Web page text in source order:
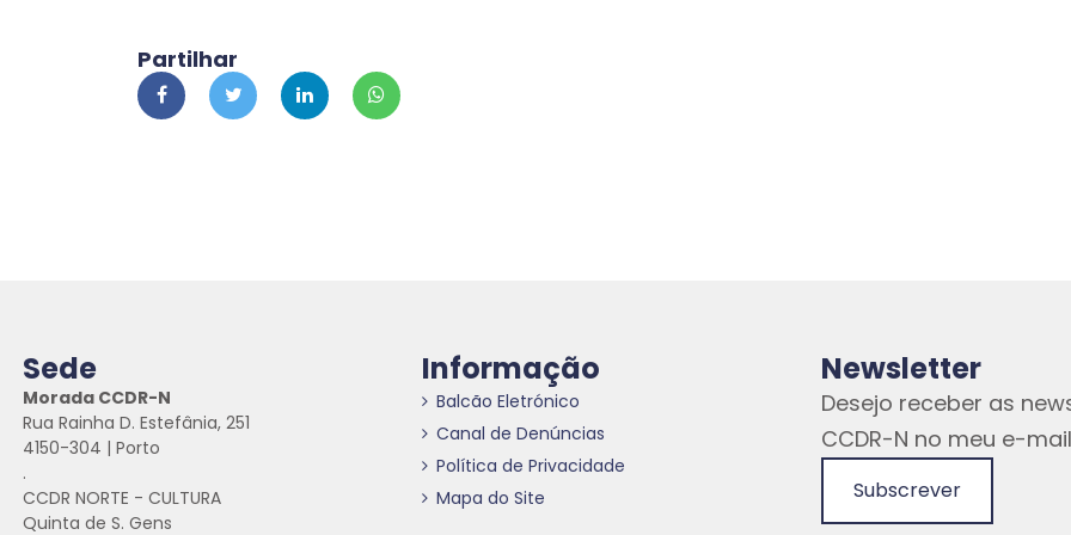
Partilhar
Sede
Morada CCDR-N
Rua Rainha D. Estefânia, 251
4150-304 | Porto
.
CCDR NORTE - CULTURA
Quinta de S. Gens
Informação
Balcão Eletrónico
Canal de Denúncias
Política de Privacidade
Mapa do Site
Newsletter
Desejo receber as
CCDR-N no meu e-
Subscrever